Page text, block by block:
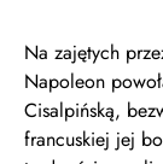
Na zajętych
Napoleon
Cisalpińską,
francuskiej jej